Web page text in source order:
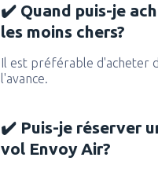
✔️ Quand puis-je
les moins chers?
Il est préférable d'acheter
l'avance.
✔️ Puis-je réserver
vol Envoy Air?